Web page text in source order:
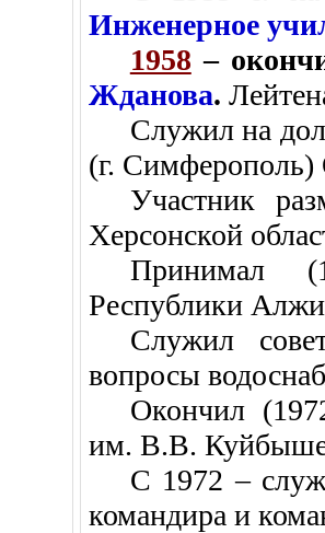
Инженерное
1958 –
Жданова.
Служил на
(г.
Участник
Херсонской
Принимал
Республики
Служил
вопросы
Окончил
им. В.В.
С 1972 –
командира и